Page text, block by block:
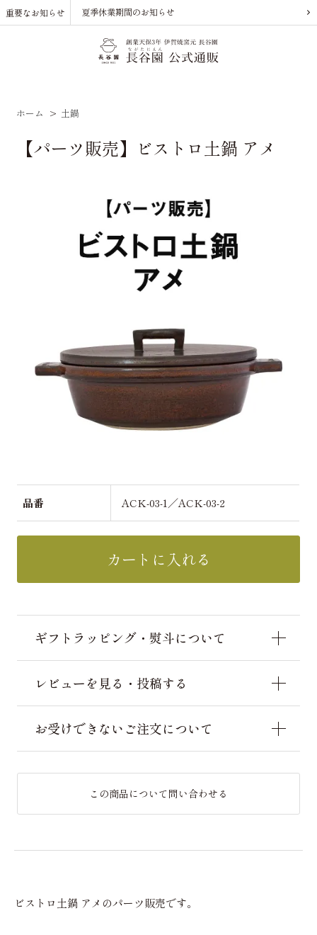
重要なお知らせ 夏季休業期間のお知らせ
ホーム > 土鍋
【パーツ販売】ビストロ土鍋 アメ
品番 ACK-03-1／ACK-03-2
カートに入れる
ギフトラッピング・熨斗について
レビューを見る・投稿する
お受けできないご注文について
この商品について問い合わせる
ビストロ土鍋 アメのパーツ販売です。